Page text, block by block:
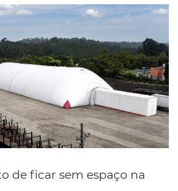
de ficar sem espaço na